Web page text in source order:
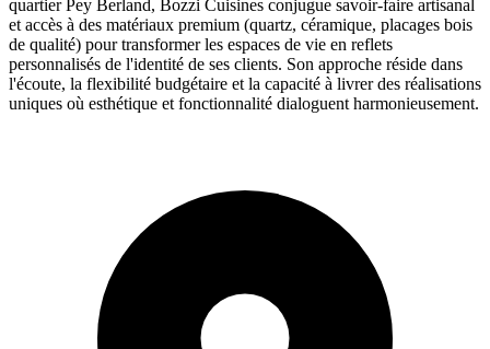
quartier Pey Berland, Bozzi Cuisines conjugue savoir-faire artisanal
et accès à des matériaux premium (quartz, céramique, placages bois
de qualité) pour transformer les espaces de vie en reflets
personnalisés de l'identité de ses clients. Son approche réside dans
l'écoute, la flexibilité budgétaire et la capacité à livrer des réalisations
uniques où esthétique et fonctionnalité dialoguent harmonieusement.